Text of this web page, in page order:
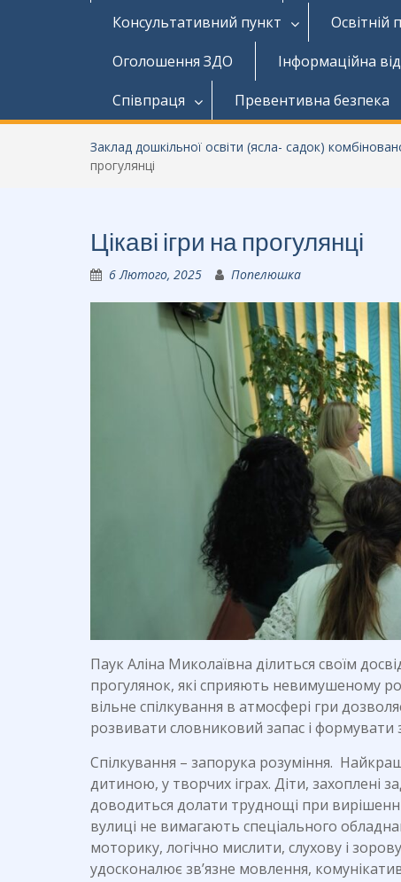
Консультативний пункт
Освітній
Оголошення ЗДО
Інформаційна
Співпраця
Превентивна безпека
Заклад дошкільної освіти (ясла- садок)
прогулянці
Цікаві ігри на прогулянці
6 Лютого, 2025 Попелюшка
Паук Аліна Миколаївна ділиться своїм
прогулянок, які сприяють невимушеному
вільне спілкування в атмосфері гри
розвивати словниковий запас і формувати
Спілкування – запорука розуміння.
дитиною, у творчих іграх. Діти, захоплені
доводиться долати труднощі при
вулиці не вимагають спеціального
моторику, логічно мислити, слухову і
удосконалює зв’язне мовлення,